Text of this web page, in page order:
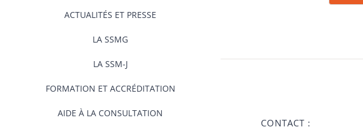
ACTUALITÉS ET PRESSE
LA SSMG
LA SSM-J
FORMATION ET ACCRÉDITATION
AIDE À LA CONSULTATION
CONTACT :